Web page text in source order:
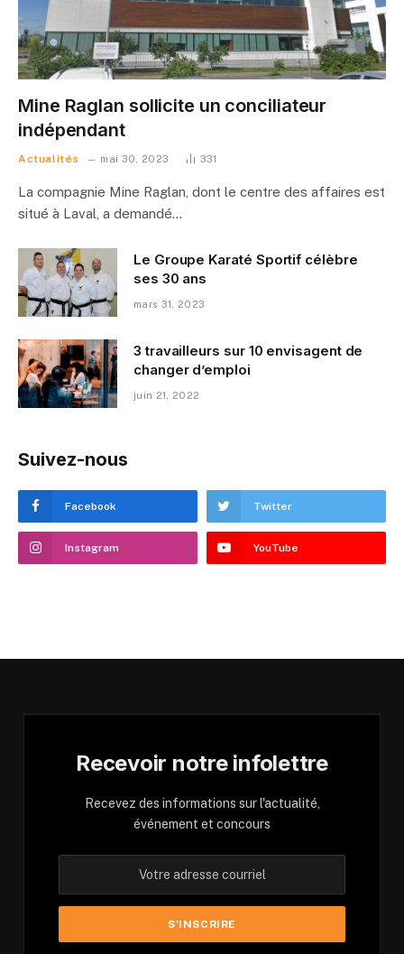
Mine Raglan sollicite un conciliateur
indépendant
Actualités mai 30, 2023 331
La compagnie Mine Raglan, dont le centre des affaires est
situé à Laval, a demandé…
Le Groupe Karaté Sportif célèbre
ses 30 ans
mars 31, 2023
3 travailleurs sur 10 envisagent de
changer d’emploi
juin 21, 2022
Suivez-nous
Facebook Twitter
Instagram YouTube
Recevoir notre infolettre
Recevez des informations sur l'actualité,
événement et concours